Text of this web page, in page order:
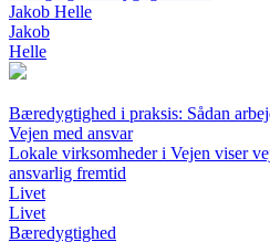
Jakob Helle
Jakob
Helle
Bæredygtighed i praksis: Sådan
Vejen med ansvar
Lokale virksomheder i Vejen viser
ansvarlig fremtid
Livet
Livet
Bæredygtighed